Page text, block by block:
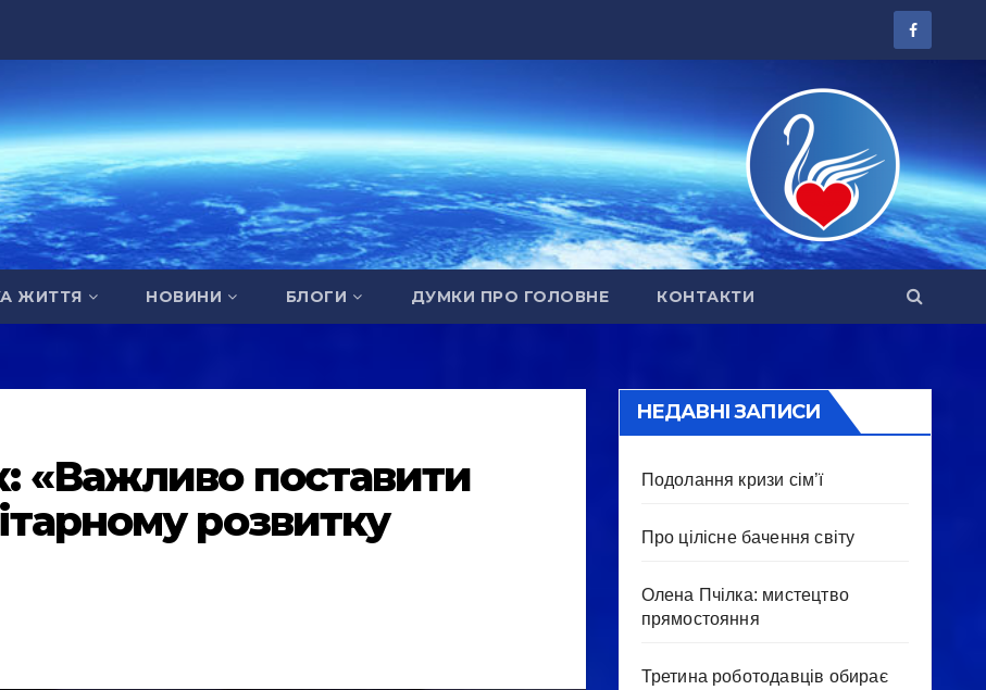
ЖИТТЯ НОВИНИ БЛОГИ ДУМКИ ПРО ГОЛОВНЕ КОНТАКТИ
«Важливо поставити
розвитку
НЕДАВНІ ЗАПИСИ
Подолання кризи сім’ї
Про цілісне бачення світу
Олена Пчілка: мистецтво
прямостояння
Третина роботодавців обирає